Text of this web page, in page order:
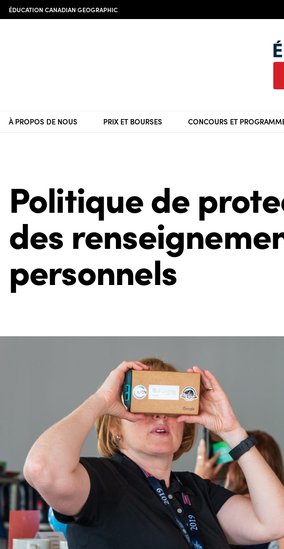
ÉDUCATION CANADIAN GEOGRAPHIC
À PROPOS DE NOUS PRIX ET BOURSES CONCOURS ET
Politique de
des
personnels